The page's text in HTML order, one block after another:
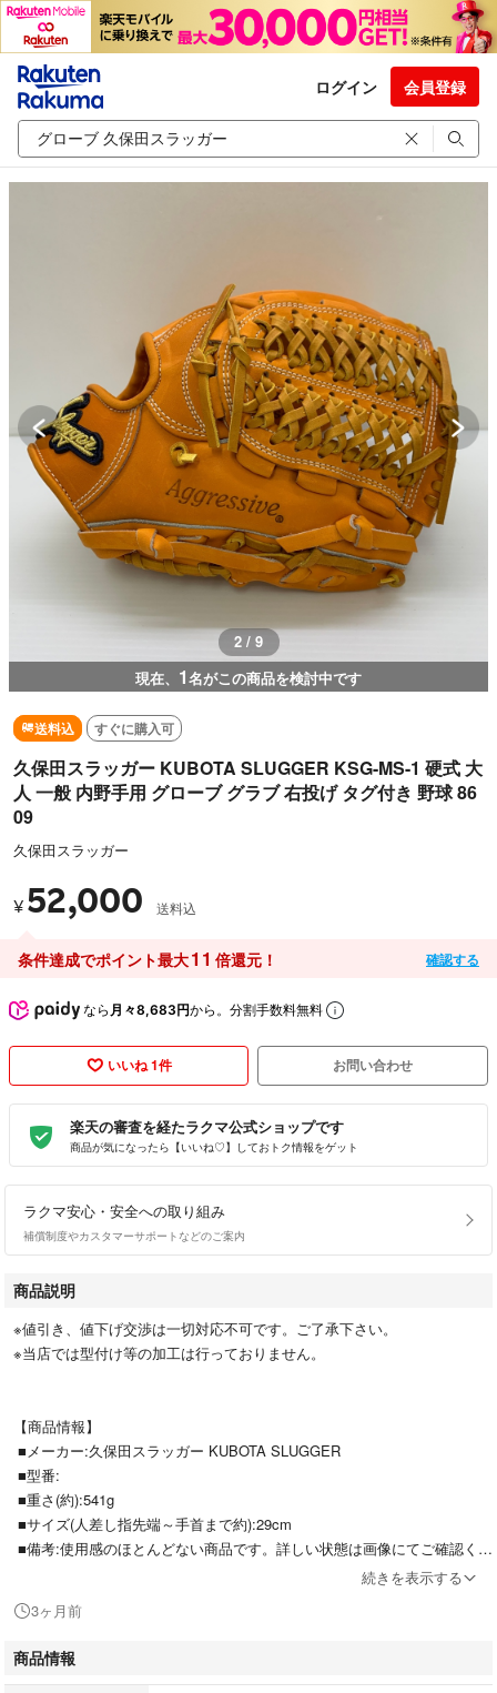
ログイン 会員登録
2 / 9
現在、 1名がこの商品を検討中です
送料込 すぐに購入可
久保田スラッガー KUBOTA SLUGGER KSG-MS-1 硬式 大
人 一般 内野手用 グローブ グラブ 右投げ タグ付き 野球 86
09
久保田スラッガー
¥ 52,000 送料込
条件達成でポイント最大11 倍還元！ 確認する
なら 月々8,683円から。分割手数料無料
いいね 1件 お問い合わせ
楽天の審査を経たラクマ公式ショップです
商品が気になったら【いいね♡】しておトク情報をゲット
ラクマ安心・安全への取り組み
補償制度やカスタマーサポートなどのご案内
商品説明
※値引き、値下げ交渉は一切対応不可です。ご了承下さい。
※当店では型付け等の加工は行っておりません。
【商品情報】
■メーカー:久保田スラッガー KUBOTA SLUGGER
■型番:
■重さ(約):541g
■サイズ(人差し指先端～手首まで約):29cm
■備考:使用感のほとんどない商品です。詳しい状態は画像にてご確認くだ
さい。見落としの傷や汚れなどがある場合がございます。ご了承の上ご購
ます。
続きを表示する
3ヶ月前
商品情報